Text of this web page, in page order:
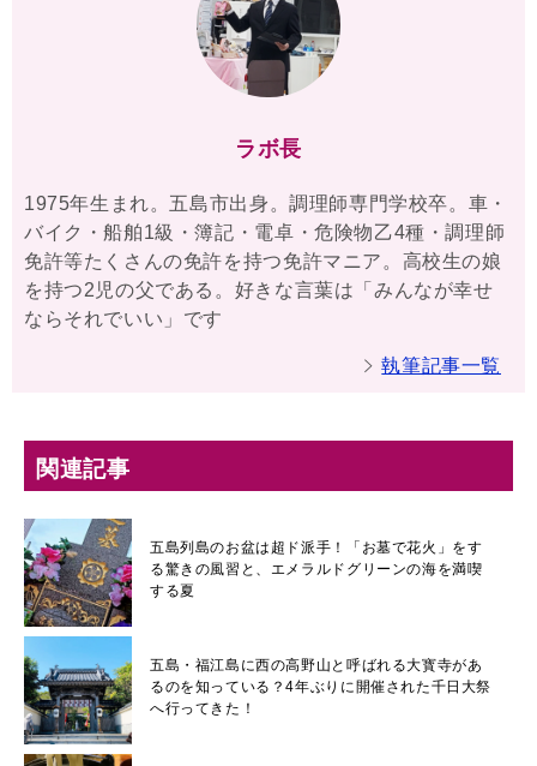
ラボ長
1975年生まれ。五島市出身。調理師専門学校卒。車・
バイク・船舶1級・簿記・電卓・危険物乙4種・調理師
免許等たくさんの免許を持つ免許マニア。高校生の娘
を持つ2児の父である。好きな言葉は「みんなが幸せ
ならそれでいい」です
執筆記事一覧
関連記事
五島列島のお盆は超ド派手！「お墓で花火」をす
る驚きの風習と、エメラルドグリーンの海を満喫
する夏
五島・福江島に西の高野山と呼ばれる大寳寺があ
るのを知っている？4年ぶりに開催された千日大祭
へ行ってきた！